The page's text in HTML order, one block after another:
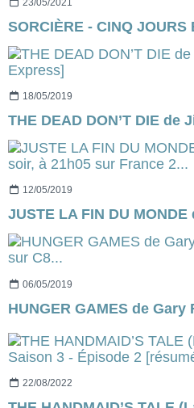
18/05/2019
12/05/2019
06/05/2019
22/08/2022